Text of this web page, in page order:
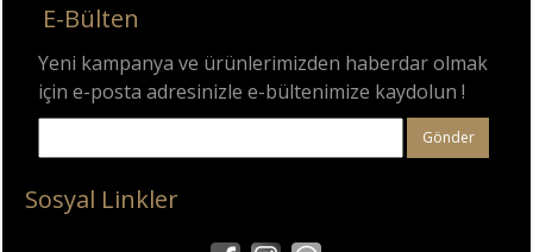
E-Bülten
Yeni kampanya ve ürünlerimizden haberdar olmak
için e-posta adresinizle e-bültenimize kaydolun !
Gönder
Sosyal Linkler